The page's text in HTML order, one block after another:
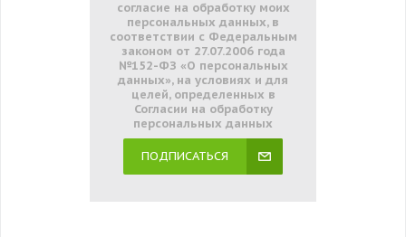
согласие на обработку моих
персональных данных, в
соответствии с Федеральным
законом от 27.07.2006 года
№152-ФЗ «О персональных
данных», на условиях и для
целей, определенных в
Согласии на обработку
персональных данных
ПОДПИСАТЬСЯ